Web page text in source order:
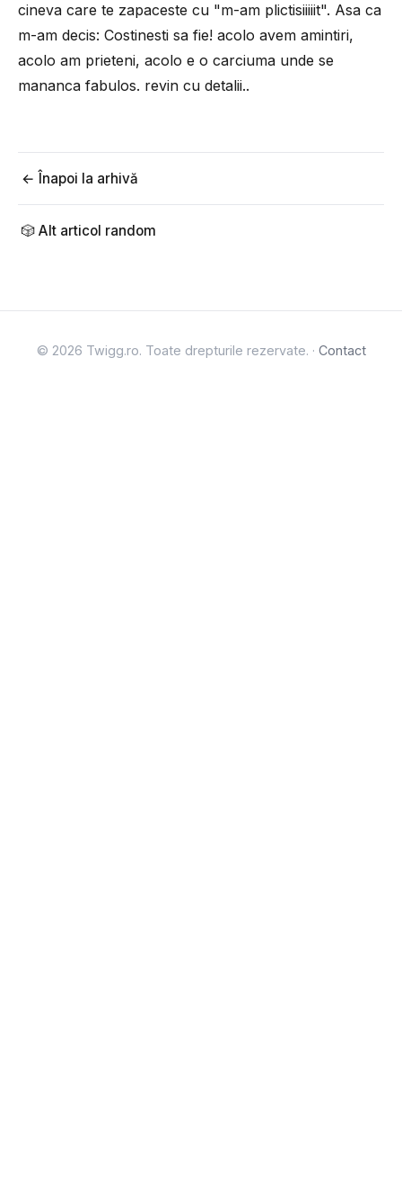
cineva care te zapaceste cu "m-am plictisiiiiit". Asa ca
m-am decis: Costinesti sa fie! acolo avem amintiri,
acolo am prieteni, acolo e o carciuma unde se
mananca fabulos. revin cu detalii..
← Înapoi la arhivă
🎲 Alt articol random
© 2026 Twigg.ro. Toate drepturile rezervate. · Contact